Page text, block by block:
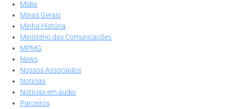
Mídia
Minas Gerais
Minha História
Ministério das Comunicações
MPMG
News
Nossos Associados
Notícias
Notícias em áudio
Parceiros